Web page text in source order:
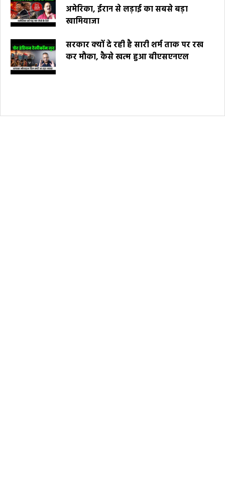
अमेरिका, ईरान से लड़ाई का सबसे बड़ा
खामियाजा
सरकार क्यों दे रही है सारी शर्म ताक पर रख
कर मौका, कैसे खत्म हुआ बीएसएनएल